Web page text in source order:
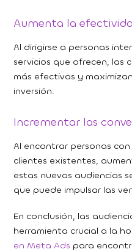
Aumenta la
Al dirigirse a personas
servicios que ofrecen, las
más efectivas y
inversión.
Incrementar las
Al encontrar personas
clientes existentes,
estas nuevas audiencias
que puede impulsar las
En conclusión, las
herramienta crucial a la
en Meta Ads para